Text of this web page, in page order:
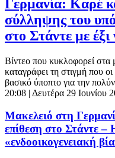
Γερμανία: Καρέ
σύλληψης του
στο Στάντε με
Βίντεο που κυκλοφορεί στα
καταγράφει τη στιγμή που
βασικό ύποπτο για την
20:08 | Δευτέρα 29 Ιουνίου
Μακελειό στη
επίθεση στο Στάντε –
«ενδοοικογενειακή